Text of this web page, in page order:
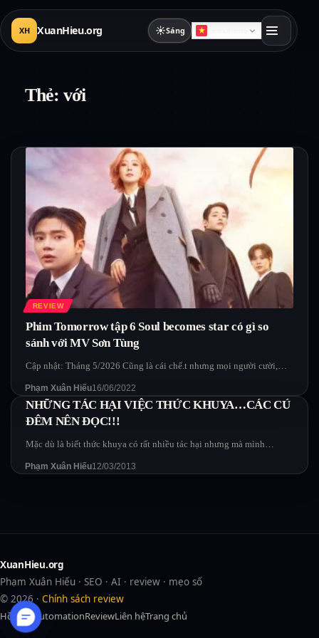
XH XuanHieu.org ☀Sáng
Thẻ: với
REVIEW
Phim Tomorrow tập 6 Soul becomes star có gì so
sánh với MV Sơn Tùng
Cập nhật: Tháng 5/2026 Cũng là cái chế.t nhưng mọi người cười,…
Phạm Xuân Hiếu16/06/2022
NHỮNG TÁC HẠI VIỆC THỨC KHUYA…CÁC CÚ
ĐÊM NÊN ĐỌC!!!
Mặc dù là biết thức khuya có rất nhiều tác hại nhưng mà mình…
Phạm Xuân Hiếu12/03/2013
XuanHieu.org
Phạm Xuân Hiếu · SEO · AI · review · mẹo số
© 2026 · Chính sách review
Hồ sơAIAutomationReviewLiên hệTrang chủ